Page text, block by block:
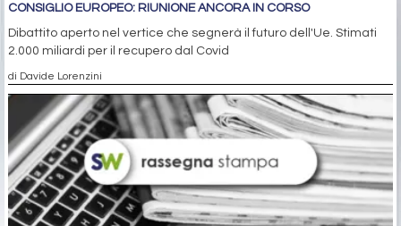
CONSIGLIO EUROPEO: RIUNIONE ANCORA IN CORSO
Dibattito aperto nel vertice che segnerà il futuro dell'Ue. Stimati
2.000 miliardi per il recupero dal Covid
di Davide Lorenzini